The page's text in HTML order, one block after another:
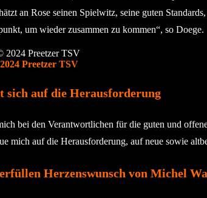
an Rose seinen Spielwitz, seine guten
um wieder zusammen zu kommen“, so Doege.
Preetzer TSV
sich auf die Herausforderung
bei den Verantwortlichen für die guten und
mich auf die Herausforderung, auf neue sowie
Herzenswunsch von Michel